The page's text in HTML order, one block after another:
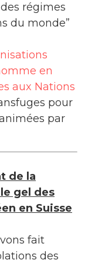
régimes
du monde”
en
aux Nations
pour
par
de la
gel des
en Suisse
fait
des